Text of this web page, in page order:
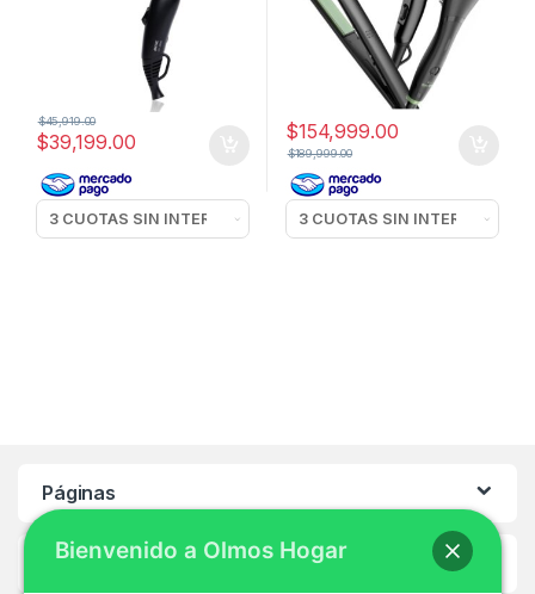
$39,199.00
$45,919.00 $154,999.00
$189,999.00
Páginas
Ayuda
Bienvenido a Olmos Hogar